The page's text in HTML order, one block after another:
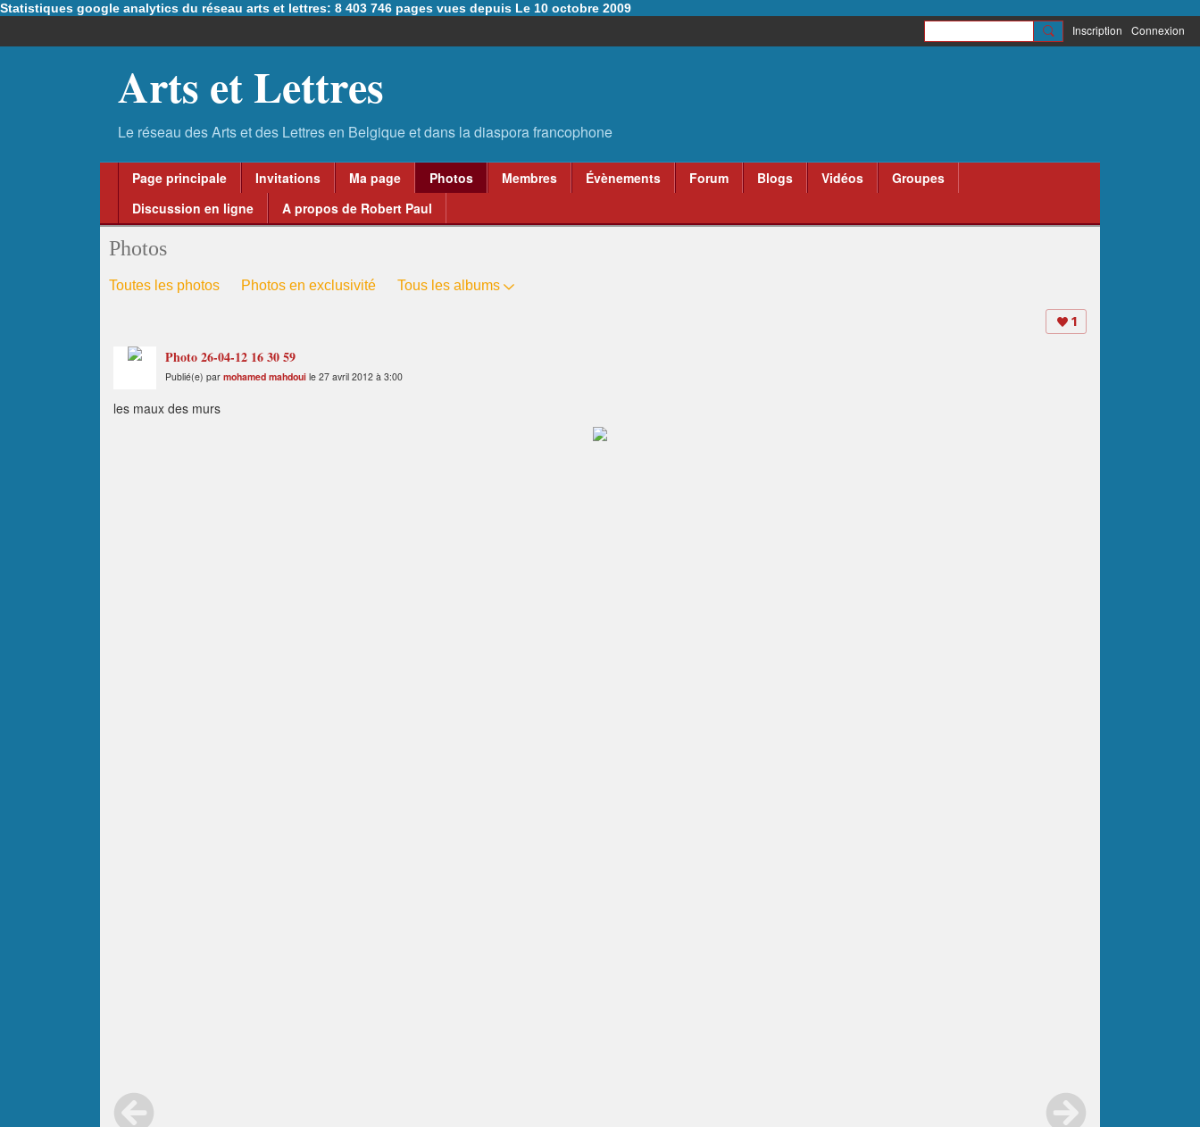
Statistiques google analytics du réseau arts et lettres: 8 403 746 pages vues depuis Le 10 octobre 2009
Inscription Connexion
Arts et Lettres
Page principale Invitations Ma page Photos Membres Évènements Forum Blogs Vidéos
Groupes
Discussion en ligne
A propos de Robert Paul
Photos
Toutes les photos Photos en exclusivité Tous les albums
1
Photo 26-04-12 16 30 59
Publié(e) par mohamed mahdoui le 27 avril 2012 à 3:00
les maux des murs